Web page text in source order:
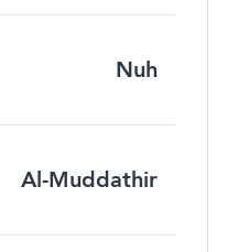
Nuh
Al-Muddathir